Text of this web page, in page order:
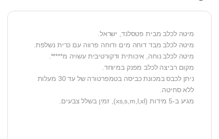
מיטה לכלב מבית פטסלנד, ישראל.
מיטה לכלב מבד דוחה מים ודוחה פרווה עם כרית נשלפת.
מיטה לכלב נוחה, איכותית ודקורטיבית עשויה מ*****.
מקום רביצה לכלב מפנק במיוחד.
ניתן לכבס במכונת כביסה בטמפרטורה של עד 30 מעלות
ללא סחיטה.
מגיע ב-5 מידות (xs,s,m,l,xl), זמין בשלל צבעים.